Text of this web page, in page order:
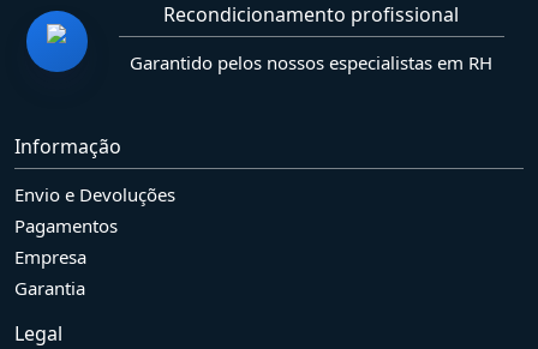
Recondicionamento profissional
Garantido pelos nossos especialistas em RH
Informação
Envio e Devoluções
Pagamentos
Empresa
Garantia
Legal